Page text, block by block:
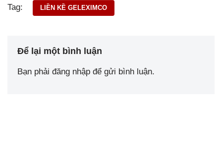
Tag: LIỀN KỀ GELEXIMCO
Để lại một bình luận
Bạn phải đăng nhập để gửi bình luận.